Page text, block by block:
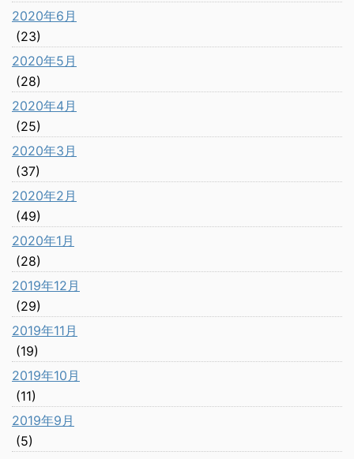
2020年6月
(23)
2020年5月
(28)
2020年4月
(25)
2020年3月
(37)
2020年2月
(49)
2020年1月
(28)
2019年12月
(29)
2019年11月
(19)
2019年10月
(11)
2019年9月
(5)